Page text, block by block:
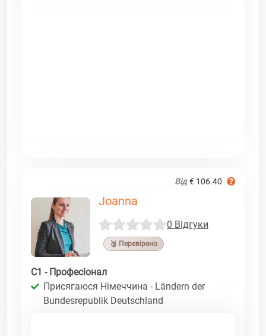
Від € 106.40
Joanna
0 Відгуки
🥉 Перевірено
C1 - Професіонал
Присягаюся Німеччина - Ländern der
Bundesrepublik Deutschland